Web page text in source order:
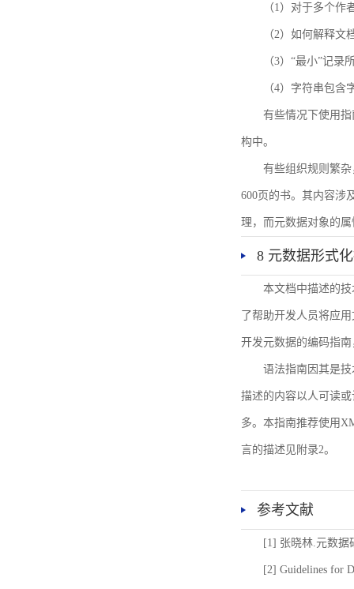
（1）对于多个作
（2）如何解释文
（3）“最小”记录
（4）字符串包含
有些情况下使用
构中。
有些组织规则繁
600页的书。其内容涉
理，而元数据对象的
8 元数据形式
本文档中描述的
了帮助开发人员将应
开发元数据的编码指
语法指南因其是
描述的内容以人可读
多。本指南推荐使用
言的描述见附录2。
参考文献
[1] 张晓林.元数据
[2] Guidelines for